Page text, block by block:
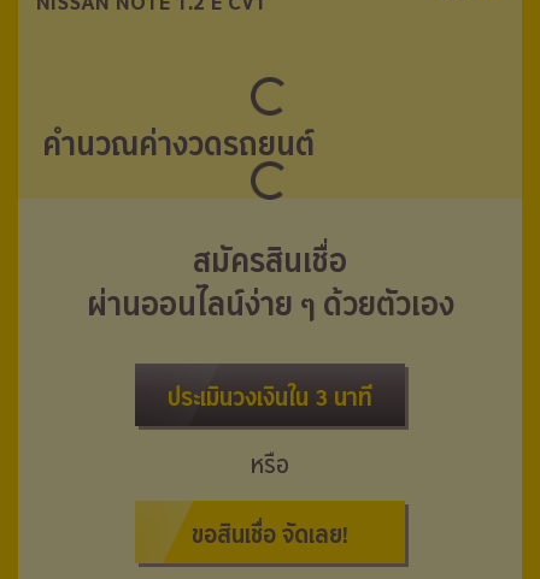
คำนวณค่างวดรถยนต์
สมัครสินเชื่อ
ผ่านออนไลน์ง่าย ๆ ด้วยตัวเอง
ประเมินวงเงินใน 3 นาที
หรือ
ขอสินเชื่อ จัดเลย!